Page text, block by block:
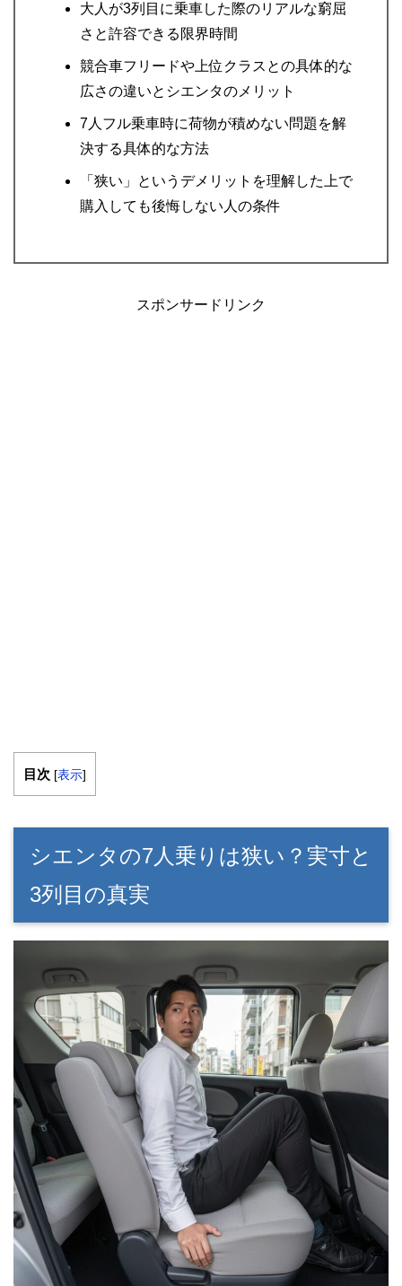
大人が3列目に乗車した際のリアルな窮屈
さと許容できる限界時間
競合車フリードや上位クラスとの具体的な
広さの違いとシエンタのメリット
7人フル乗車時に荷物が積めない問題を解
決する具体的な方法
「狭い」というデメリットを理解した上で
購入しても後悔しない人の条件
スポンサードリンク
目次 [表示]
シエンタの7人乗りは狭い？実寸と
3列目の真実